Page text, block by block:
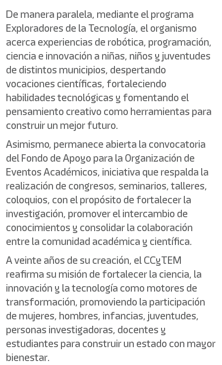
De manera paralela, mediante el programa
Exploradores de la Tecnología, el organismo
acerca experiencias de robótica, programación,
ciencia e innovación a niñas, niños y juventudes
de distintos municipios, despertando
vocaciones científicas, fortaleciendo
habilidades tecnológicas y fomentando el
pensamiento creativo como herramientas para
construir un mejor futuro.
Asimismo, permanece abierta la convocatoria
del Fondo de Apoyo para la Organización de
Eventos Académicos, iniciativa que respalda la
realización de congresos, seminarios, talleres,
coloquios, con el propósito de fortalecer la
investigación, promover el intercambio de
conocimientos y consolidar la colaboración
entre la comunidad académica y científica.
A veinte años de su creación, el CCyTEM
reafirma su misión de fortalecer la ciencia, la
innovación y la tecnología como motores de
transformación, promoviendo la participación
de mujeres, hombres, infancias, juventudes,
personas investigadoras, docentes y
estudiantes para construir un estado con mayor
bienestar.